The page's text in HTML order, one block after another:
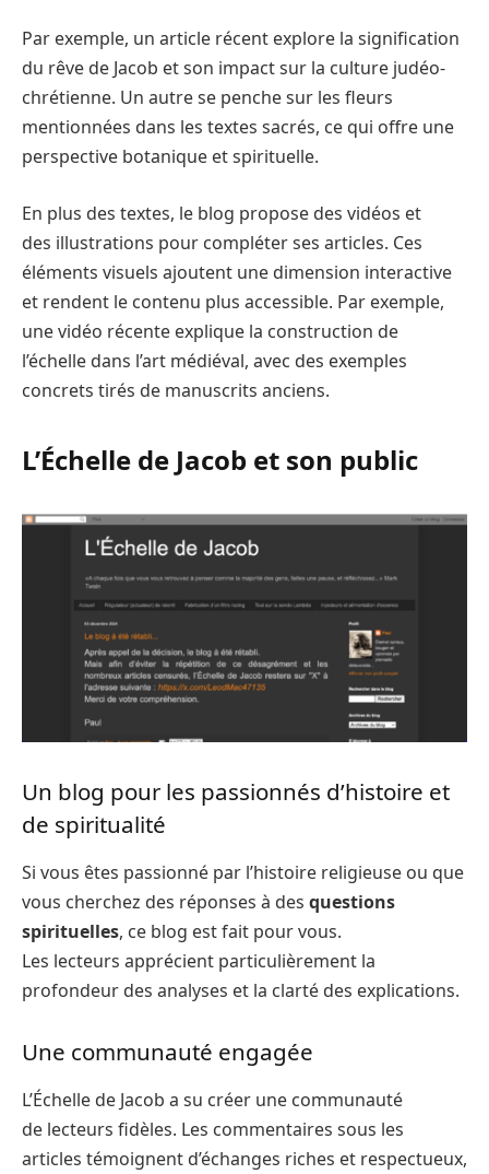
Par exemple, un article récent explore la signification
du rêve de Jacob et son impact sur la culture judéo-
chrétienne. Un autre se penche sur les fleurs
mentionnées dans les textes sacrés, ce qui offre une
perspective botanique et spirituelle.
En plus des textes, le blog propose des vidéos et
des illustrations pour compléter ses articles. Ces
éléments visuels ajoutent une dimension interactive
et rendent le contenu plus accessible. Par exemple,
une vidéo récente explique la construction de
l’échelle dans l’art médiéval, avec des exemples
concrets tirés de manuscrits anciens.
L’Échelle de Jacob et son public
Un blog pour les passionnés d’histoire et
de spiritualité
Si vous êtes passionné par l’histoire religieuse ou que
vous cherchez des réponses à des questions
spirituelles, ce blog est fait pour vous.
Les lecteurs apprécient particulièrement la
profondeur des analyses et la clarté des explications.
Une communauté engagée
L’Échelle de Jacob a su créer une communauté
de lecteurs fidèles. Les commentaires sous les
articles témoignent d’échanges riches et respectueux,